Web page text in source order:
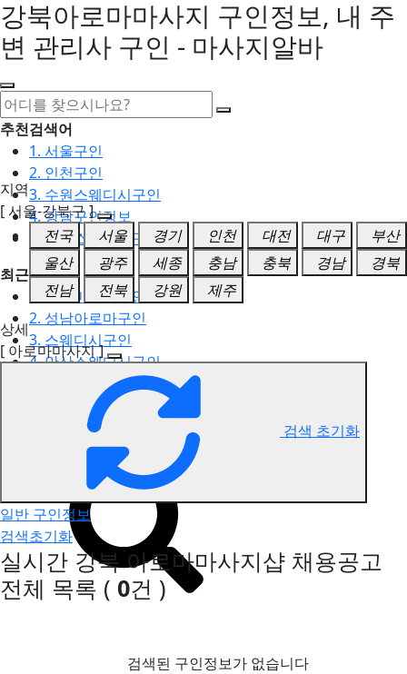
강북아로마마사지 구인정보, 내 주
변 관리사 구인 - 마사지알바
추천검색어
1. 서울구인
2. 인천구인
3. 수원스웨디시구인
4. 강남구인정보
5. 동탄스웨디시구인
최근검색어
1. 일산마사지구인
2. 성남아로마구인
3. 스웨디시구인
4. 안산스웨디시구인
5. 아로마구인
강북 아로마마사지 구인정보
지역
[ 서울-강북구 ]
전국
서울 경기 인천 대전 대구
부산
울산
광주 세종 충남 충북 경남
경북
전남
전북 강원
제주
상세
[ 아로마마사지 ]
검색 초기화
일반 구인정보
검색초기화
실시간 강북 아로마마사지샵 채용공고
전체 목록 ( 0건 )
검색된 구인정보가 없습니다